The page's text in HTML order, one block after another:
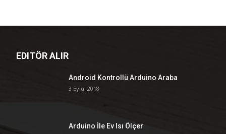
EDITÖR ALIR
Android Kontrollü Arduino Araba
3 Eylül 2018
Arduino İle Ev Isı Ölçer